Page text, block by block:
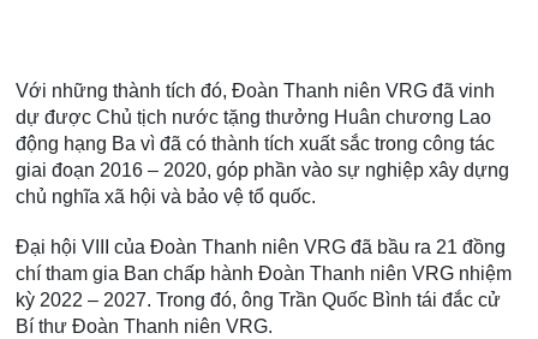
Với những thành tích đó, Đoàn Thanh niên VRG đã vinh
dự được Chủ tịch nước tặng thưởng Huân chương Lao
động hạng Ba vì đã có thành tích xuất sắc trong công tác
giai đoạn 2016 – 2020, góp phần vào sự nghiệp xây dựng
chủ nghĩa xã hội và bảo vệ tổ quốc.
Đại hội VIII của Đoàn Thanh niên VRG đã bầu ra 21 đồng
chí tham gia Ban chấp hành Đoàn Thanh niên VRG nhiệm
kỳ 2022 – 2027. Trong đó, ông Trần Quốc Bình tái đắc cử
Bí thư Đoàn Thanh niên VRG.